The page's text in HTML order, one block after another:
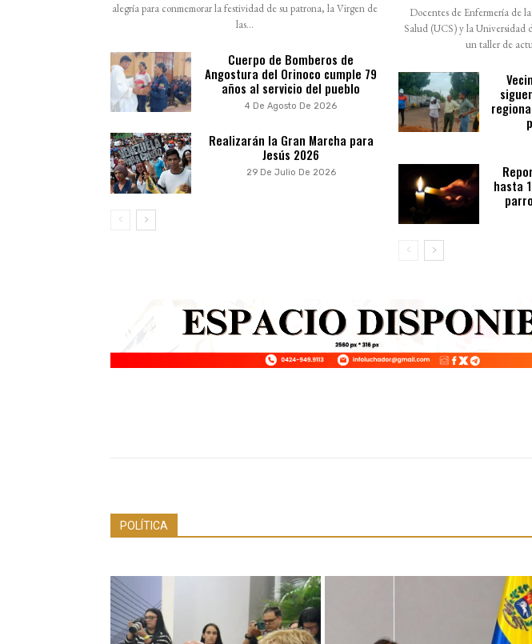
alegría para conmemorar la festividad de su patrona, la Virgen de
las...
Cuerpo de Bomberos de
Angostura del Orinoco cumple 79
años al servicio del pueblo
4 De Agosto De 2026
Realizarán la Gran Marcha para
Jesús 2026
29 De Julio De 2026
Docentes de Enfermería de
Salud (UCS) y la
un taller de
hasta
POLÍTICA